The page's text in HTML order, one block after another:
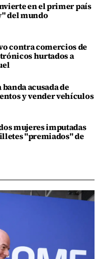
en el primer país
del mundo
contra comercios de
hurtados a
acusada de
y vender vehículos
mujeres imputadas
"premiados" de